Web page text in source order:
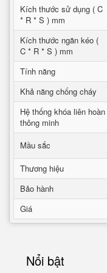
Kích thước sử dụng ( C
* R * S ) mm
Kích thước ngăn kéo (
C * R * S ) mm
Tính năng
Khả năng chống cháy
Hệ thống khóa liên hoàn
thông minh
Mầu sắc
Thương hiệu
Bảo hành
Giá
Nổi bật